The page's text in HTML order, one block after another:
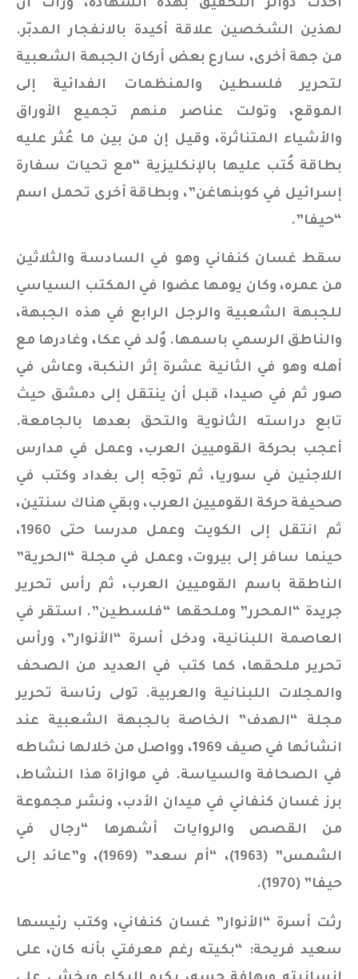
أخذت دوائر التحقيق بهذه الشهادة، ورأت أن
لهذين الشخصين علاقة أكيدة بالانفجار المدبّر.
من جهة أخرى، سارع بعض أركان الجبهة الشعبية
لتحرير فلسطين والمنظمات الفدائية إلى
الموقع، وتولت عناصر منهم تجميع الأوراق
والأشياء المتناثرة، وقيل إن من بين ما عُثر عليه
بطاقة كُتب عليها بالإنكليزية “مع تحيات سفارة
إسرائيل في كوبنهاغن”، وبطاقة أخرى تحمل اسم
“حيفا”.
سقط غسان كنفاني وهو في السادسة والثلاثين
من عمره، وكان يومها عضوا في المكتب السياسي
للجبهة الشعبية والرجل الرابع في هذه الجبهة،
والناطق الرسمي باسمها. وُلد في عكا، وغادرها مع
أهله وهو في الثانية عشرة إثر النكبة، وعاش في
صور ثم في صيدا، قبل أن ينتقل إلى دمشق حيث
تابع دراسته الثانوية والتحق بعدها بالجامعة.
أعجب بحركة القوميين العرب، وعمل في مدارس
اللاجئين في سوريا، ثم توجّه إلى بغداد وكتب في
صحيفة حركة القوميين العرب، وبقي هناك سنتين،
ثم انتقل إلى الكويت وعمل مدرسا حتى 1960،
حينما سافر إلى بيروت، وعمل في مجلة “الحرية”
الناطقة باسم القوميين العرب، ثم رأس تحرير
جريدة “المحرر” وملحقها “فلسطين”. استقر في
العاصمة اللبنانية، ودخل أسرة “الأنوار”، ورأس
تحرير ملحقها، كما كتب في العديد من الصحف
والمجلات اللبنانية والعربية. تولى رئاسة تحرير
مجلة “الهدف” الخاصة بالجبهة الشعبية عند
انشائها في صيف 1969، وواصل من خلالها نشاطه
في الصحافة والسياسة. في موازاة هذا النشاط،
برز غسان كنفاني في ميدان الأدب، ونشر مجموعة
من القصص والروايات أشهرها “رجال في
الشمس” (1963)، “أم سعد” (1969)، و”عائد إلى
حيفا” (1970).
رثت أسرة “الأنوار” غسان كنفاني، وكتب رئيسها
سعيد فريحة: “بكيته رغم معرفتي بأنه كان، على